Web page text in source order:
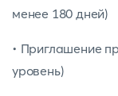
менее 180 дней)
• Приглашение
уровень)